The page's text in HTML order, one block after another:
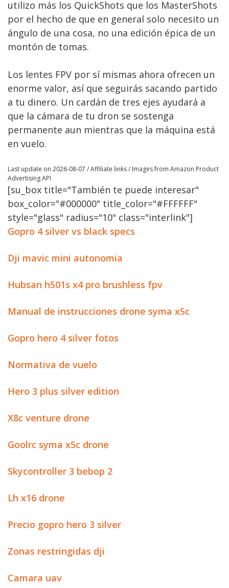
utilizo más los QuickShots que los MasterShots
por el hecho de que en general solo necesito un
ángulo de una cosa, no una edición épica de un
montón de tomas.
Los lentes FPV por sí mismas ahora ofrecen un
enorme valor, así que seguirás sacando partido
a tu dinero. Un cardán de tres ejes ayudará a
que la cámara de tu dron se sostenga
permanente aun mientras que la máquina está
en vuelo.
Last update on 2026-08-07 / Affiliate links / Images from Amazon Product
Advertising API
[su_box title="También te puede interesar"
box_color="#000000" title_color="#FFFFFF"
style="glass" radius="10" class="interlink"]
Gopro 4 silver vs black specs
Dji mavic mini autonomia
Hubsan h501s x4 pro brushless fpv
Manual de instrucciones drone syma x5c
Gopro hero 4 silver fotos
Normativa de vuelo
Hero 3 plus silver edition
X8c venture drone
Goolrc syma x5c drone
Skycontroller 3 bebop 2
Lh x16 drone
Precio gopro hero 3 silver
Zonas restringidas dji
Camara uav